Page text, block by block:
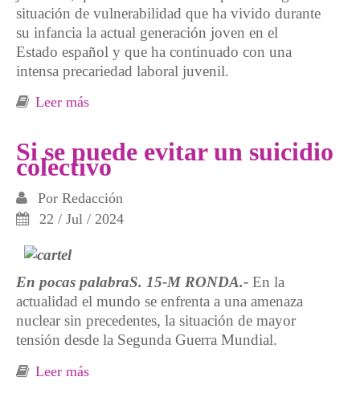
situación de vulnerabilidad que ha vivido durante
su infancia la actual generación joven en el
Estado español y que ha continuado con una
intensa precariedad laboral juvenil.
Leer más
Si se puede evitar un suicidio
colectivo
Por Redacción
22 / Jul / 2024
En pocas palabraS. 15-M RONDA.- En la
actualidad el mundo se enfrenta a una amenaza
nuclear sin precedentes, la situación de mayor
tensión desde la Segunda Guerra Mundial.
Leer más